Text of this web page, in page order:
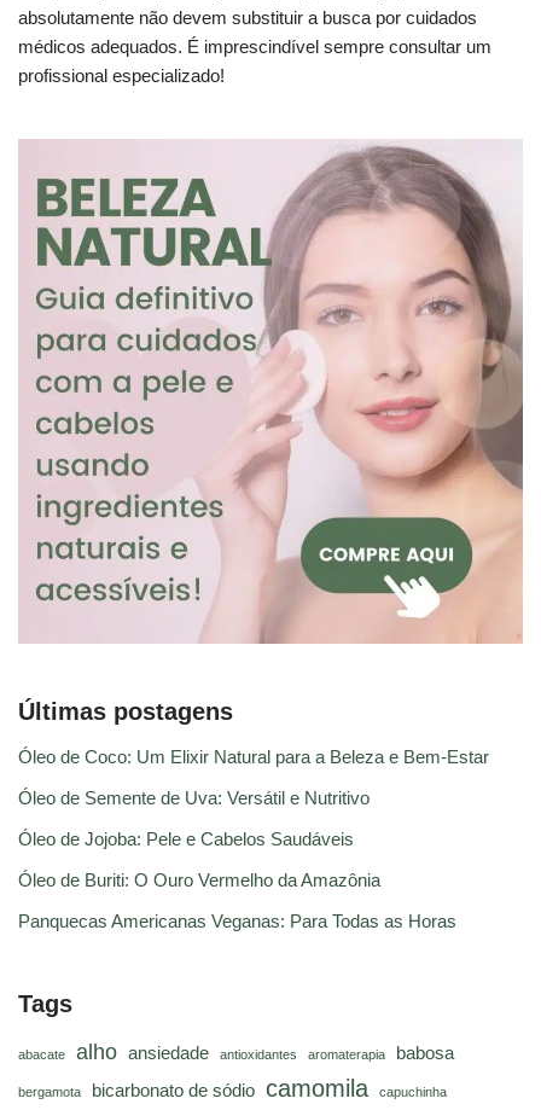
absolutamente não devem substituir a busca por cuidados
médicos adequados. É imprescindível sempre consultar um
profissional especializado!
Últimas postagens
Óleo de Coco: Um Elixir Natural para a Beleza e Bem-Estar
Óleo de Semente de Uva: Versátil e Nutritivo
Óleo de Jojoba: Pele e Cabelos Saudáveis
Óleo de Buriti: O Ouro Vermelho da Amazônia
Panquecas Americanas Veganas: Para Todas as Horas
Tags
abacate alho ansiedade antioxidantes aromaterapia babosa
bergamota bicarbonato de sódio camomila capuchinha